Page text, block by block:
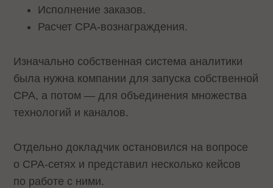
Исполнение заказов.
Расчет CPA-вознаграждения.
Изначально собственная система аналитики
была нужна компании для запуска собственной
CPA, а потом — для объединения множества
технологий и каналов.
Отдельно докладчик остановился на вопросе
о CPA-сетях и представил несколько кейсов
по работе с ними.